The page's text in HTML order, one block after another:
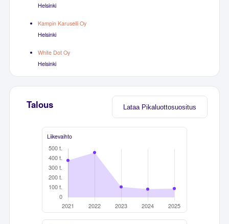
Helsinki
Kampin Karuselli Oy
Helsinki
White Dot Oy
Helsinki
Lataa Pikaluottosuositus
Talous
Liikevaihto